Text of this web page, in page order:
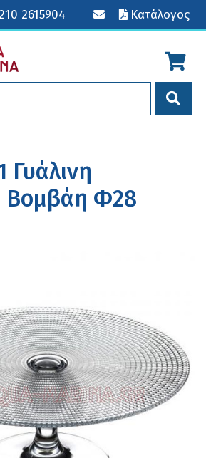
210 2615904 Κατάλογος
visibility
Γυάλινη
Βομβάη Φ28